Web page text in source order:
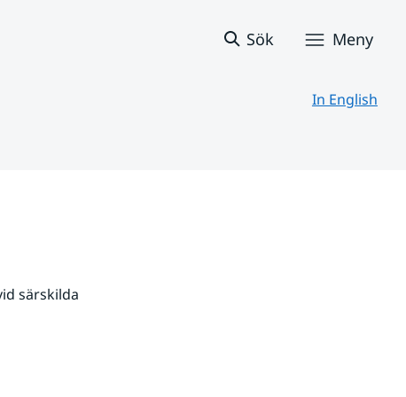
Sök Meny
In English
särskilda